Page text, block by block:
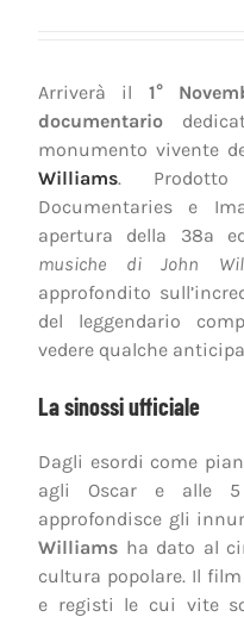
Arriverà il 1°
documentario
monumento vivente
Williams. Prodotto
Documentaries e
apertura della 38ª
musiche di John
approfondito
del leggendario
vedere qualche
La sinossi ufficiale
Dagli esordi come
agli Oscar e alle 5
approfondisce gli
Williams ha dato al
cultura popolare. Il
e registi le cui vite